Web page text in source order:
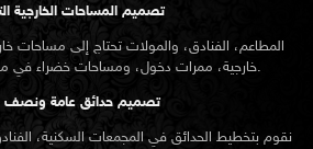
تصميم المساحات الخارجية
المطاعم، الفنادق، والمولات تحتاج إلى مساحات
خارجية، ممرات دخول، ومساحات خضراء في مشاريع في الخليج وتركيا.
تصميم حدائق عامة ونصف
نقوم بتخطيط الحدائق في المجمعات السكنية،